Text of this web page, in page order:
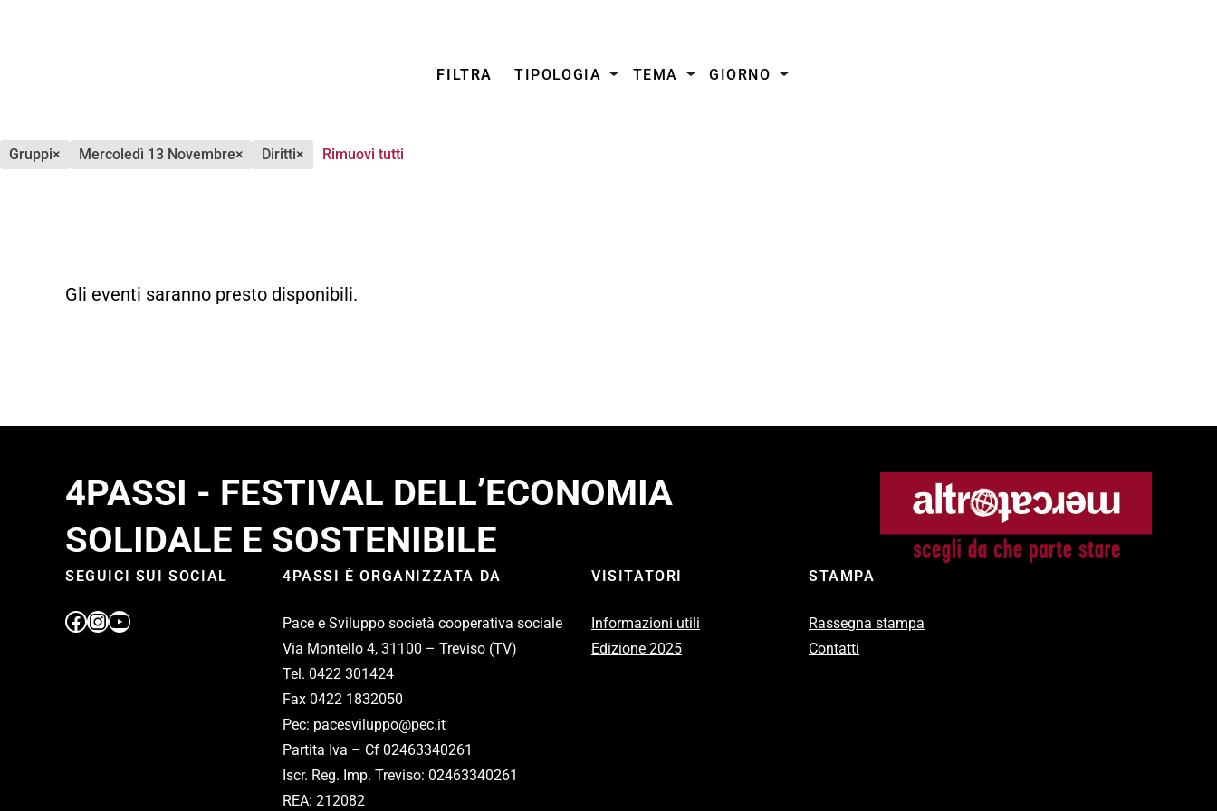
FILTRA TIPOLOGIA TEMA GIORNO
gruppi× mercoledì 13 Novembre× diritti× Rimuovi tutti
Gli eventi saranno presto disponibili.
4PASSI - FESTIVAL DELL’ECONOMIA
SOLIDALE E SOSTENIBILE
SEGUICI SUI SOCIAL 4PASSI È ORGANIZZATA DA
Pace e Sviluppo società cooperativa sociale
Via Montello 4, 31100 – Treviso (TV)
Tel. 0422 301424
Fax 0422 1832050
Pec: pacesviluppo@pec.it
Partita Iva – Cf 02463340261
Iscr. Reg. Imp. Treviso: 02463340261
REA: 212082
VISITATORI
Informazioni utili
Edizione 2025
STAMPA
Rassegna stampa
Contatti